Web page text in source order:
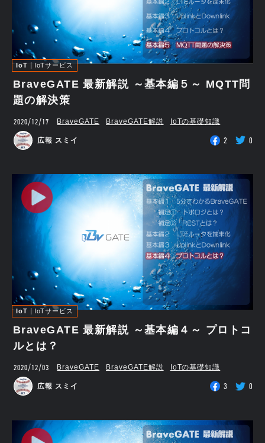
IoT IoTサービス
BraveGATE 最新解説 ～基本編５～ MQTT問
題の解決策
2020/12/17 BraveGATE BraveGATE解説 IoTの基礎知識
広報 スミイ 2 0
IoT IoTサービス
BraveGATE 最新解説 ～基本編４～ プロトコ
ルとは？
2020/12/03 BraveGATE BraveGATE解説 IoTの基礎知識
広報 スミイ 3 0